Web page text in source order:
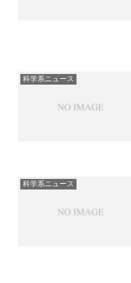
科学系ニュース
科学系ニュース